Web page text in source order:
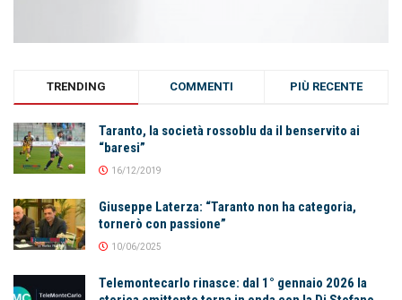
TRENDING COMMENTI PIÙ RECENTE
Taranto, la società rossoblu da il benservito ai
“baresi”
16/12/2019
Giuseppe Laterza: “Taranto non ha categoria,
tornerò con passione”
10/06/2025
Telemontecarlo rinasce: dal 1° gennaio 2026 la